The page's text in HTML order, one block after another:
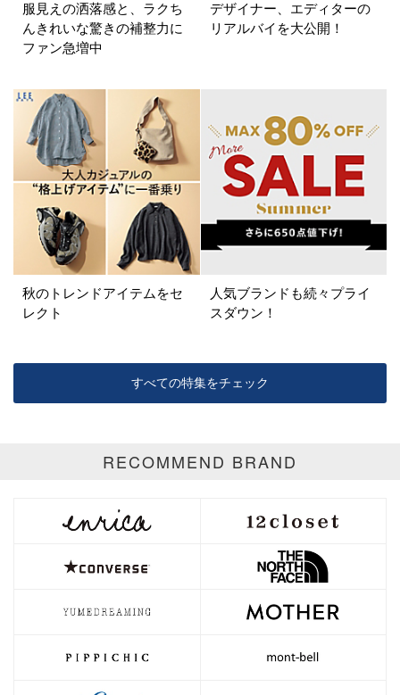
ゴールド シルバー マルチ
服見えの洒落感と、ラクち
んきれいな驚きの補整力に
ファン急増中
デザイナー、エディターの
リアルバイを大公開！
秋のトレンドアイテムをセ
レクト
人気ブランドも続々プライ
スダウン！
すべての特集をチェック
RECOMMEND BRAND